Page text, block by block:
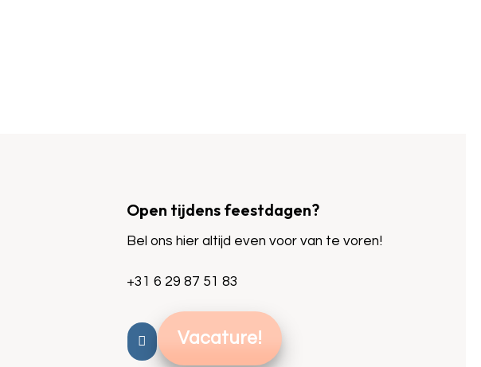
Open tijdens feestdagen?
Bel ons hier altijd even voor van te voren!
+31 6 29 87 51 83
Vacature!